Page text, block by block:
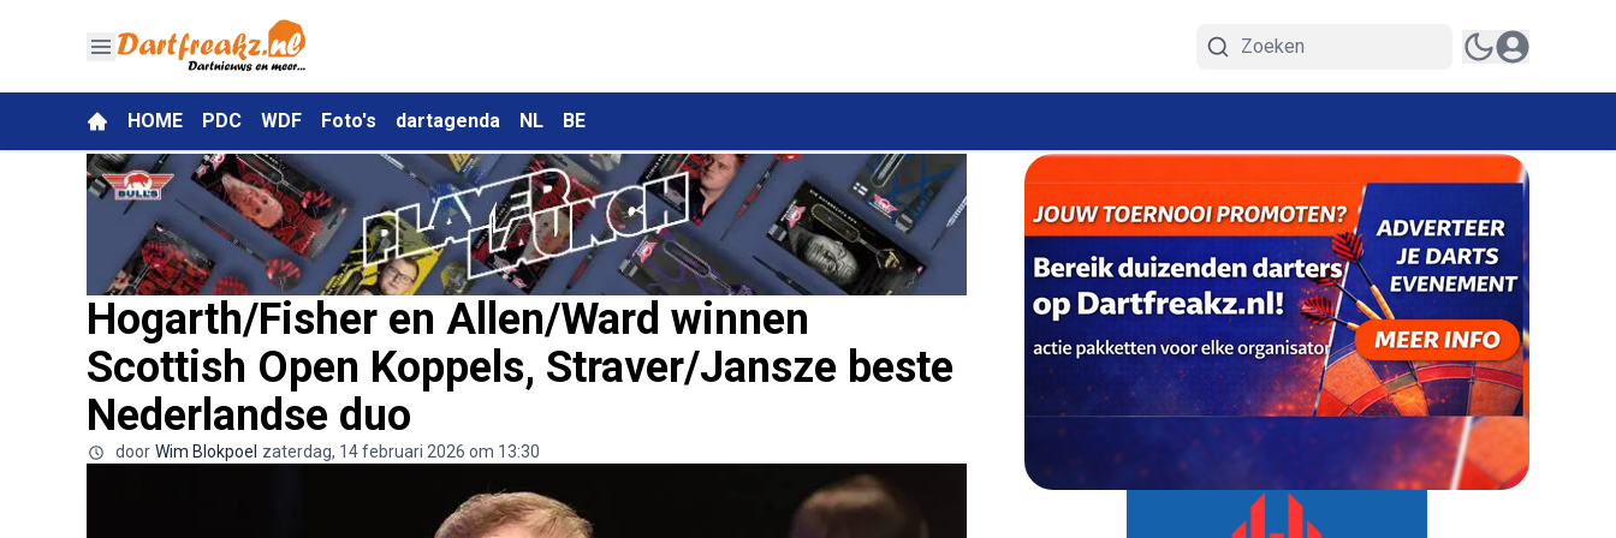
HOME PDC WDF Foto's dartagenda NL BE
Hogarth/Fisher en Allen/Ward winnen
Scottish Open Koppels, Straver/Jansze beste
Nederlandse duo
door Wim Blokpoel zaterdag, 14 februari 2026 om 13:30